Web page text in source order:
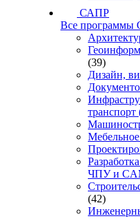
САПР
Все
(39)
Дизайн,
транспорт
ЧПУ и
(42)